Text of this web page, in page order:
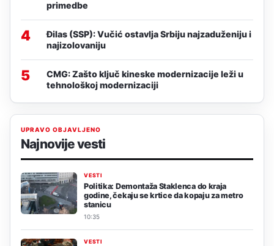
primedbe
4
Đilas (SSP): Vučić ostavlja Srbiju najzaduženiju i
najizolovaniju
5
CMG: Zašto ključ kineske modernizacije leži u
tehnološkoj modernizaciji
UPRAVO OBJAVLJENO
Najnovije vesti
VESTI
Politika: Demontaža Staklenca do kraja
godine, čekaju se krtice da kopaju za metro
stanicu
10:35
VESTI